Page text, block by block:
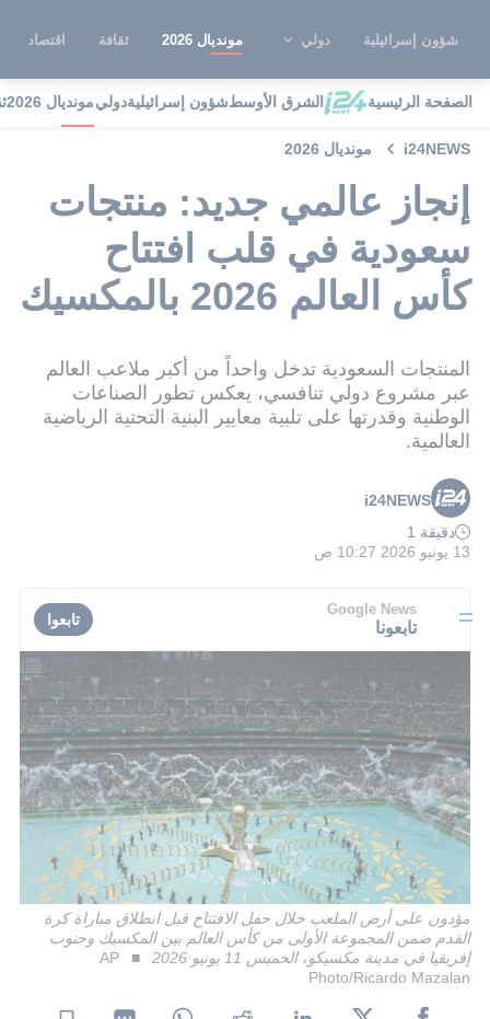
شؤون إسرائيلية دولي مونديال 2026 ثقافة اقتصاد
الصفحة الرئيسية الشرق الأوسطشؤون إسرائيليةدوليمونديال 2026
i24NEWS مونديال 2026
إنجاز عالمي جديد: منتجات
سعودية في قلب افتتاح
كأس العالم 2026 بالمكسيك
المنتجات السعودية تدخل واحداً من أكبر ملاعب العالم
عبر مشروع دولي تنافسي، يعكس تطور الصناعات
الوطنية وقدرتها على تلبية معايير البنية التحتية الرياضية
العالمية.
i24NEWS
دقيقة 1
13 يونيو 2026 10:27 ص
Google News
تابعونا تابعوا
مؤدون على أرض الملعب خلال حفل الافتتاح قبل انطلاق مباراة كرة
القدم ضمن المجموعة الأولى من كأس العالم بين المكسيك وجنوب
إفريقيا في مدينة مكسيكو، الخميس 11 يونيو 2026
AP
Photo/Ricardo Mazalan